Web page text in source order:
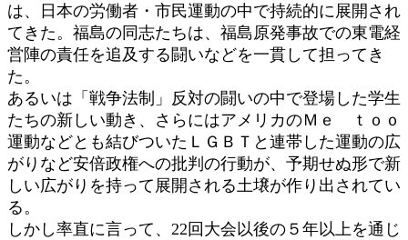
は、日本の労働者・市民運動の中で持続的に展開され
てきた。福島の同志たちは、福島原発事故での東電経
営陣の責任を追及する闘いなどを一貫して担ってき
た。
あるいは「戦争法制」反対の闘いの中で登場した学生
たちの新しい動き、さらにはアメリカのＭｅ ｔｏｏ
運動などとも結びついたＬＧＢＴと連帯した運動の広
がりなど安倍政権への批判の行動が、予期せぬ形で新
しい広がりを持って展開される土壌が作り出されてい
る。
しかし率直に言って、22回大会以後の５年以上を通じ